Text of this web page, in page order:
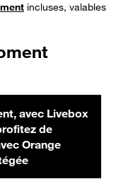
incluses, valables
avec Livebox
de
€ par mois
Orange